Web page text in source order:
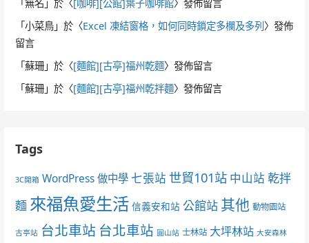
「無名 」於〈[咖啡][公館]葉子咖啡館〉發佈留言
「小菜鳥 」於〈Excel 凍結窗格，如何同時鎖定多欄及多列〉發佈
留言
「蘇珊 」於〈[麵館][古亭]福州乾麵〉發佈留言
「蘇珊 」於〈[麵館][古亭]福州乾拌麵〉發佈留言
Tags
3C開箱 WordPress 做中學 七張站 世貿101站 中山站 乾拌
麵 來福魚愛生活 信義安和站 公館站 其他 動物園站
古亭站 台北車站 台北車站 圓山站 士林站 大坪林站 大安森林